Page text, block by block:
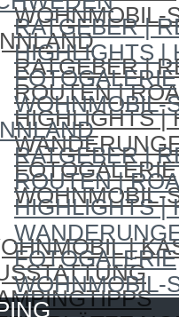
WOHNMOBIL-
RATGEBER |
ROUTEN |
HIGHLIGHTS |
FOTOGALERIE
WOHNMOBIL-
|
RATGEBER |
HIGHLIGHTS |
FOTOGALERIE
WOHNMOBIL-
RATGEBER |
ROUTEN |
HIGHLIGHTS |
FOTOGALERIE
WOHNMOBIL-